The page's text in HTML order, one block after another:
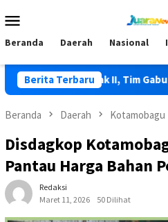
ke
Mobile
Beranda Daerah Nasional
Berita Terbaru
di Lolak II, Tim Gabungan
Beranda Daerah Kotamobagu
Disdagkop
Pantau Harga Bahan
Redaksi
Maret 11, 2026
50 Dilihat